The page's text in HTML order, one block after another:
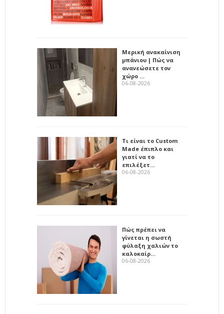
Μερική ανακαίνιση
μπάνιου | Πώς να
ανανεώσετε τον
χώρο …
06-08-2026
Τι είναι το Custom
Made έπιπλο και
γιατί να το
επιλέξετ…
06-08-2026
Πώς πρέπει να
γίνεται η σωστή
φύλαξη χαλιών το
καλοκαίρ…
06-08-2026